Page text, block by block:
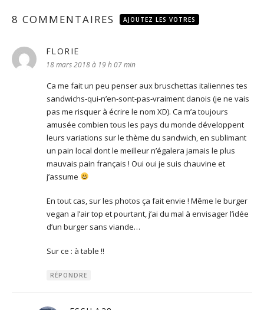
8 COMMENTAIRES AJOUTEZ LES VOTRES
FLORIE
18 mars 2018 à 19 h 07 min
Ca me fait un peu penser aux bruschettas italiennes tes
sandwichs-qui-n’en-sont-pas-vraiment danois (je ne vais
pas me risquer à écrire le nom XD). Ca m’a toujours
amusée combien tous les pays du monde développent
leurs variations sur le thème du sandwich, en sublimant
un pain local dont le meilleur n’égalera jamais le plus
mauvais pain français ! Oui oui je suis chauvine et
j’assume
En tout cas, sur les photos ça fait envie ! Même le burger
vegan a l’air top et pourtant, j’ai du mal à envisager l’idée
d’un burger sans viande…
Sur ce : à table !!
RÉPONDRE